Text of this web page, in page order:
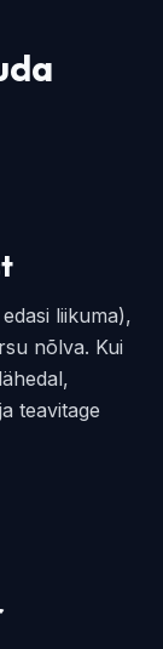
liikuma),
nõlva. Kui
teavitage